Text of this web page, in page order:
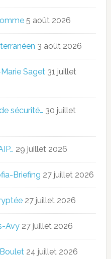
5 août 2026
3 août 2026
Saget 31 juillet
sécurité… 30 juillet
29 juillet 2026
Briefing 27 juillet 2026
27 juillet 2026
Avy 27 juillet 2026
24 juillet 2026